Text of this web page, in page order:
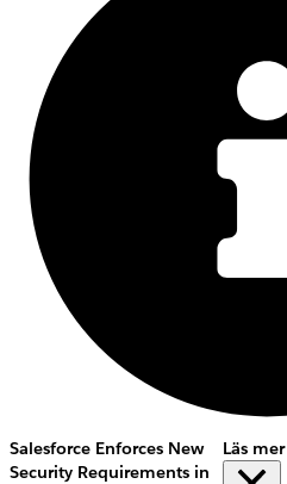
Salesforce Enforces New
Security Requirements in
Läs mer